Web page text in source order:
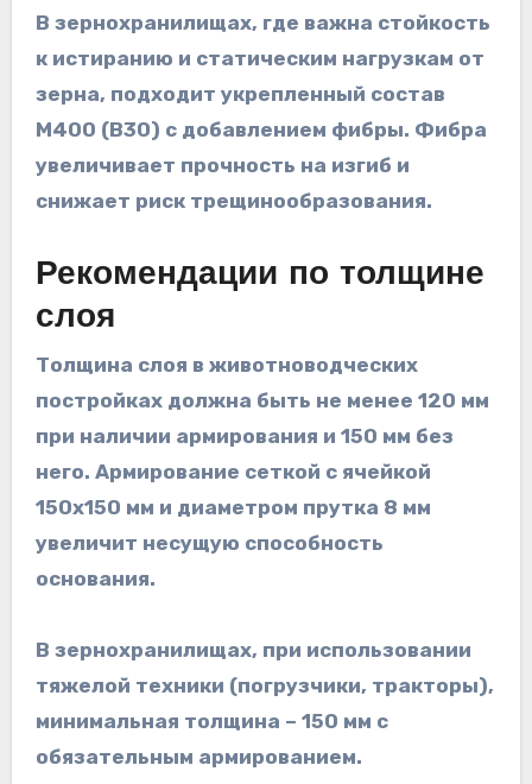
В зернохранилищах, где важна стойкость
к истиранию и статическим нагрузкам от
зерна, подходит укрепленный состав
М400 (В30) с добавлением фибры. Фибра
увеличивает прочность на изгиб и
снижает риск трещинообразования.
Рекомендации по толщине
слоя
Толщина слоя в животноводческих
постройках должна быть не менее 120 мм
при наличии армирования и 150 мм без
него. Армирование сеткой с ячейкой
150х150 мм и диаметром прутка 8 мм
увеличит несущую способность
основания.
В зернохранилищах, при использовании
тяжелой техники (погрузчики, тракторы),
минимальная толщина – 150 мм с
обязательным армированием.